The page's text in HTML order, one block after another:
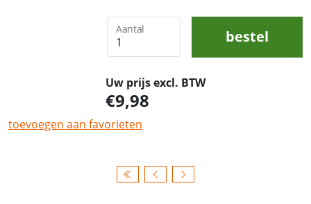
Aantal bestel
Uw prijs excl. BTW
9,98
toevoegen aan favorieten